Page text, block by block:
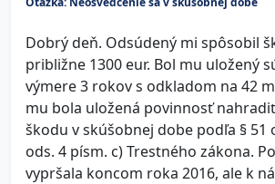
Dobrý deň. Odsúdený mi spôsobil
približne 1300 eur. Bol mu uložený
výmere 3 rokov s odkladom na 42
mu bola uložená povinnosť
škodu v skúšobnej dobe podľa § 51
ods. 4 písm. c) Trestného zákona.
vypršala koncom roka 2016, ale k